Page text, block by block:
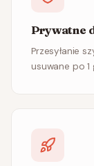
Prywatne
Przesyłanie
usuwane po